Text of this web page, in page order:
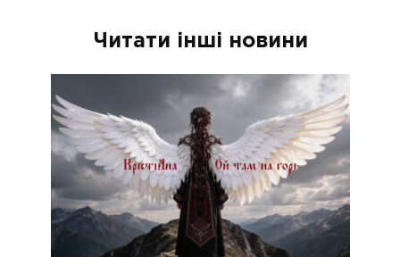
Читати інші новини